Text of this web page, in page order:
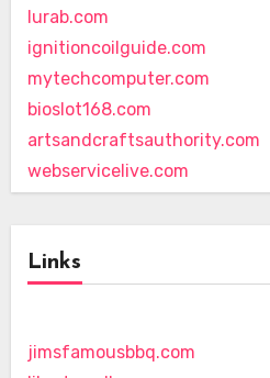
lurab.com
ignitioncoilguide.com
mytechcomputer.com
bioslot168.com
artsandcraftsauthority.com
webservicelive.com
Links
jimsfamousbbq.com